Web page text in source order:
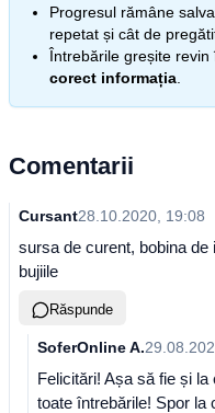
Progresul rămâne
repetat și cât de
Întrebările greșite
corect informația
Comentarii
Cursant28.10.2020, 19:08
sursa de curent, bobina de
bujiile
Răspunde
SoferOnline A.
Felicitări! Așa să fie și
toate întrebările! Spor la